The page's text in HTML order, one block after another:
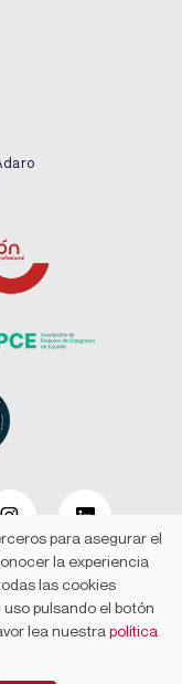
Aviso legal
y Navegación de
para asegurar el
la experiencia
las cookies
pulsando el botón
lea nuestra política